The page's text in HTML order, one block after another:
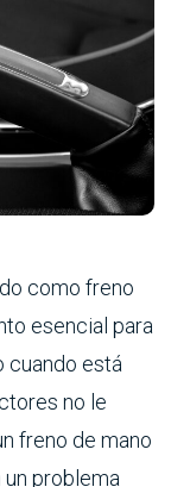
como freno
esencial para
cuando está
no le
freno de mano
problema